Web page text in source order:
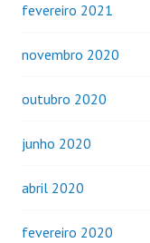
fevereiro 2021
novembro 2020
outubro 2020
junho 2020
abril 2020
fevereiro 2020